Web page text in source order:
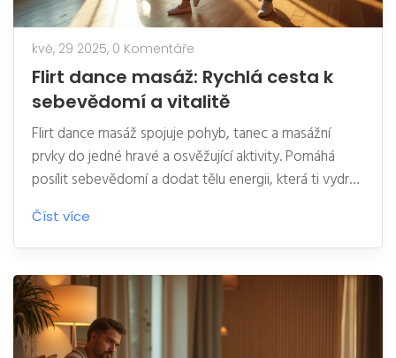
kvě, 29 2025, 0 Komentáře
Flirt dance masáž: Rychlá cesta k
sebevědomí a vitalitě
Flirt dance masáž spojuje pohyb, tanec a masážní
prvky do jedné hravé a osvěžující aktivity. Pomáhá
posílit sebevědomí a dodat tělu energii, která ti vydrží
celý den. Hodí se pro každého, kdo se chce cítit lépe
ve svém těle a zároveň si užít chvíle radosti. V článku
najdeš tipy, jak začít, i zajímavé postřehy o tom, proč
flirt dance masáž přitahuje stále víc lidí. Pokud hledáš
nenáročný způsob, jak si zvednout náladu a vitalitu, jsi
tady správně.
Číst více